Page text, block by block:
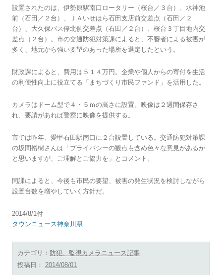
設置されたのは、伊勢原駅南口ロータリー（桜台／３台）、水神池
前（石田／２台）、ＪＡいせはら石田支店前交差点（石田／２
台）、大久保バス停北側交差点（石田／２台）、桜台３丁目地内交
差点（２台）。市の交通防犯対策課によると、不審者による被害が
多く、地元から強い要望のあった場所を選定したという。
財政課によると、費用は５１４万円。企業や個人からの寄付を生活
の利便性向上に役立てる「まちづくり市民ファンド」を活用した。
カメラはドーム型で４・５ｍの高さに設置。映像は２週間保存さ
れ、要請があれば警察に映像を提供する。
市では昨年、愛甲石田駅南口に２台設置している。交通防犯対策課
の坂間裕樹さんは「プライバシーの観点も含め色々な意見があるか
と思いますが、ご理解とご協力を」とコメント。
同課によると、今後も市民の要望、被害の発生状況を検討しながら
設置台数を増やしていく方針だ。
2014/8/1付
タウンニュース神奈川県
カテゴリ： 防犯、監視カメラニュース記事
投稿日： 2014/08/01